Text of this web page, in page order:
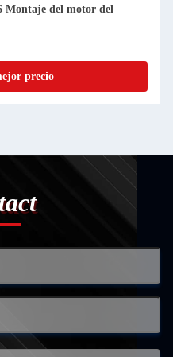
Montaje del motor del
precio